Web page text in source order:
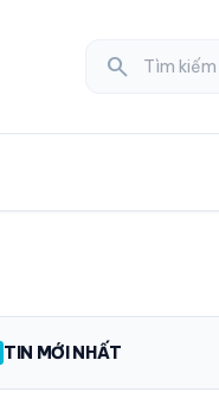
search
TIN MỚI NHẤT